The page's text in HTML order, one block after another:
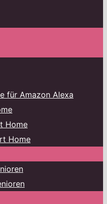
für Amazon Alexa
Home
Home